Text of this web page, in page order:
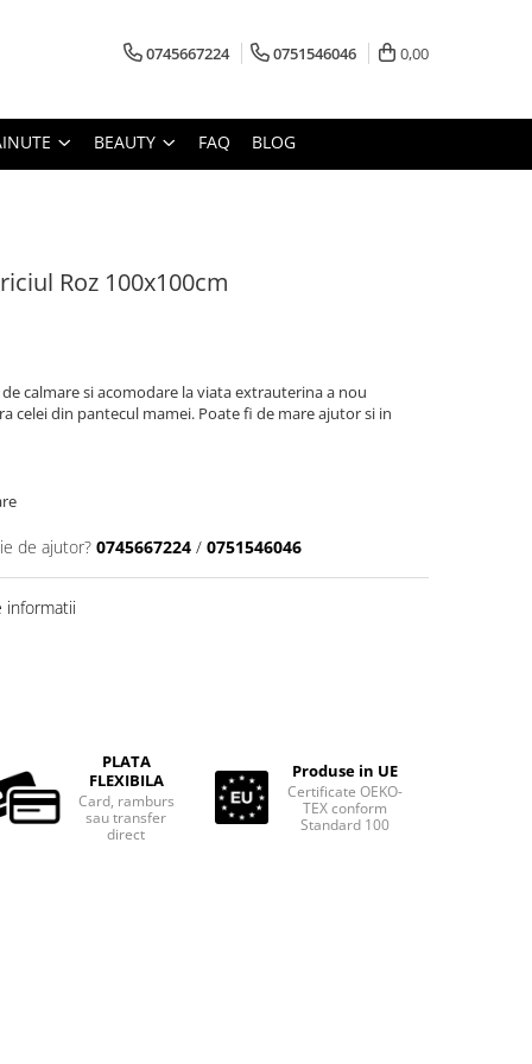
0745667224 0751546046 0,00
BEAUTY FAQ BLOG
Roz 100x100cm
calmare si acomodare la viata extrauterina a nou
celei din pantecul mamei. Poate fi de mare ajutor si in
de ajutor? 0745667224 / 0751546046
informatii
PLATA
FLEXIBILA
Card, ramburs
sau transfer
direct
Produse in UE
Certificate OEKO-
TEX conform
Standard 100